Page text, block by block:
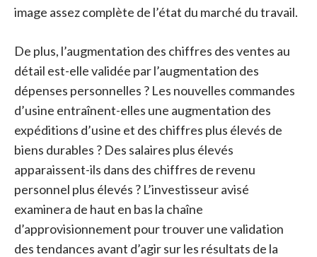
image assez complète de l’état du marché du travail.
De plus, l’augmentation des chiffres des ventes au
détail est-elle validée par l’augmentation des
dépenses personnelles ? Les nouvelles commandes
d’usine entraînent-elles une augmentation des
expéditions d’usine et des chiffres plus élevés de
biens durables ? Des salaires plus élevés
apparaissent-ils dans des chiffres de revenu
personnel plus élevés ? L’investisseur avisé
examinera de haut en bas la chaîne
d’approvisionnement pour trouver une validation
des tendances avant d’agir sur les résultats de la